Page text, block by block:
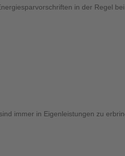
in der Regel
immer in Eigenleistungen zu